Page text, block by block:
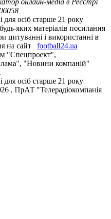
онлайн-медіа в Реєстрі
для осіб старше 21 року
яких матеріалів посилання
цитуванні і використанні в
на сайт
football24.ua
"Спецпроект",
"Новини компаній"
для осіб старше 21 року
, ПрАТ "Телерадіокомпанія